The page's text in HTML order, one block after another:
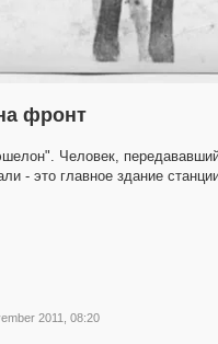
фронт
Человек,
- это главное здание
2011, 08:20